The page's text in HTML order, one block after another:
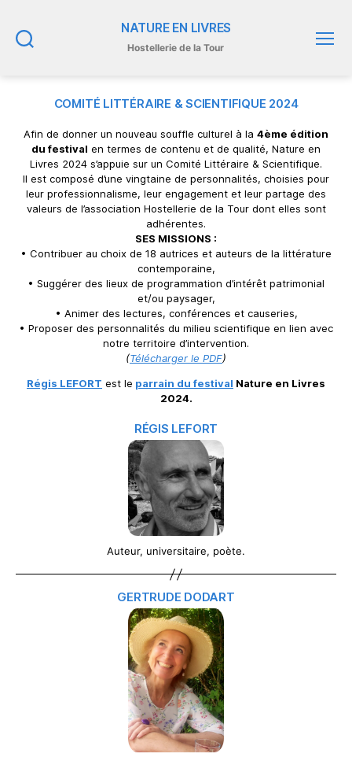
NATURE EN LIVRES
Hostellerie de la Tour
COMITÉ LITTÉRAIRE & SCIENTIFIQUE 2024
Afin de donner un nouveau souffle culturel à la 4ème édition
du festival en termes de contenu et de qualité, Nature en
Livres 2024 s’appuie sur un Comité Littéraire & Scientifique.
Il est composé d’une vingtaine de personnalités, choisies pour
leur professionnalisme, leur engagement et leur partage des
valeurs de l’association Hostellerie de la Tour dont elles sont
adhérentes.
SES MISSIONS :
• Contribuer au choix de 18 autrices et auteurs de la littérature
contemporaine,
• Suggérer des lieux de programmation d’intérêt patrimonial
et/ou paysager,
• Animer des lectures, conférences et causeries,
• Proposer des personnalités du milieu scientifique en lien avec
notre territoire d’intervention.
(Télécharger le PDF)
Régis LEFORT est le parrain du festival Nature en Livres
2024.
RÉGIS LEFORT
Auteur, universitaire, poète.
GERTRUDE DODART